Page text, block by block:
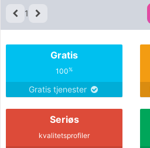
1
Gratis
100%
Gratis tjenester
Seriøs
kvalitetsprofiler